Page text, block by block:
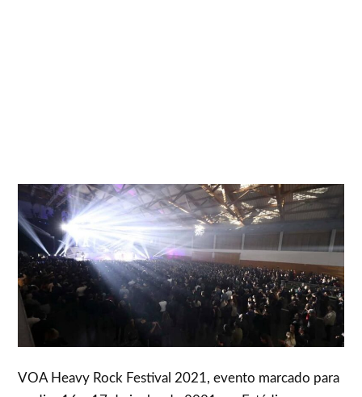
VOA Heavy Rock Festival 2021, evento marcado para